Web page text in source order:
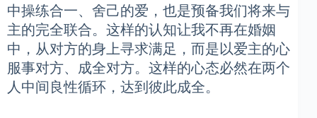
中操练合一、舍己的爱，也是预备我们将来与
主的完全联合。这样的认知让我不再在婚姻
中，从对方的身上寻求满足，而是以爱主的心
服事对方、成全对方。这样的心态必然在两个
人中间良性循环，达到彼此成全。